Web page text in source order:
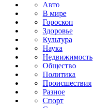
Авто
В мире
Гороскоп
Здоровье
Культура
Наука
Недвижимость
Общество
Политика
Происшествия
Разное
Спорт